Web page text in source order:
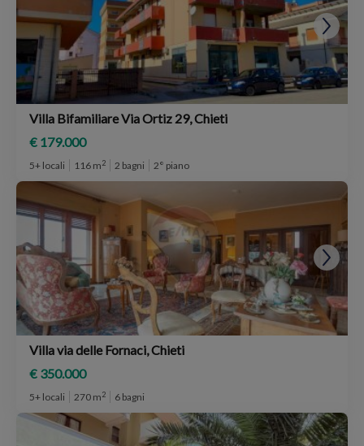
Villa Bifamiliare Via Ortiz 29, Chieti
€ 179.000
5+ locali 116 m2 2 bagni 2° piano
Villa via delle Fornaci, Chieti
€ 350.000
5+ locali 270 m2 6 bagni